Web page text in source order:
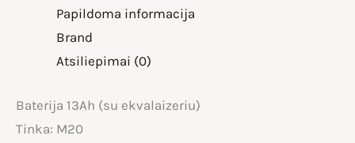
Papildoma informacija
Brand
Atsiliepimai (0)
Baterija 13Ah (su ekvalaizeriu)
Tinka: M20